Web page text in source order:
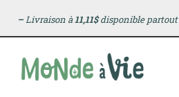
principal
–Livraison à11,11$disponible partout